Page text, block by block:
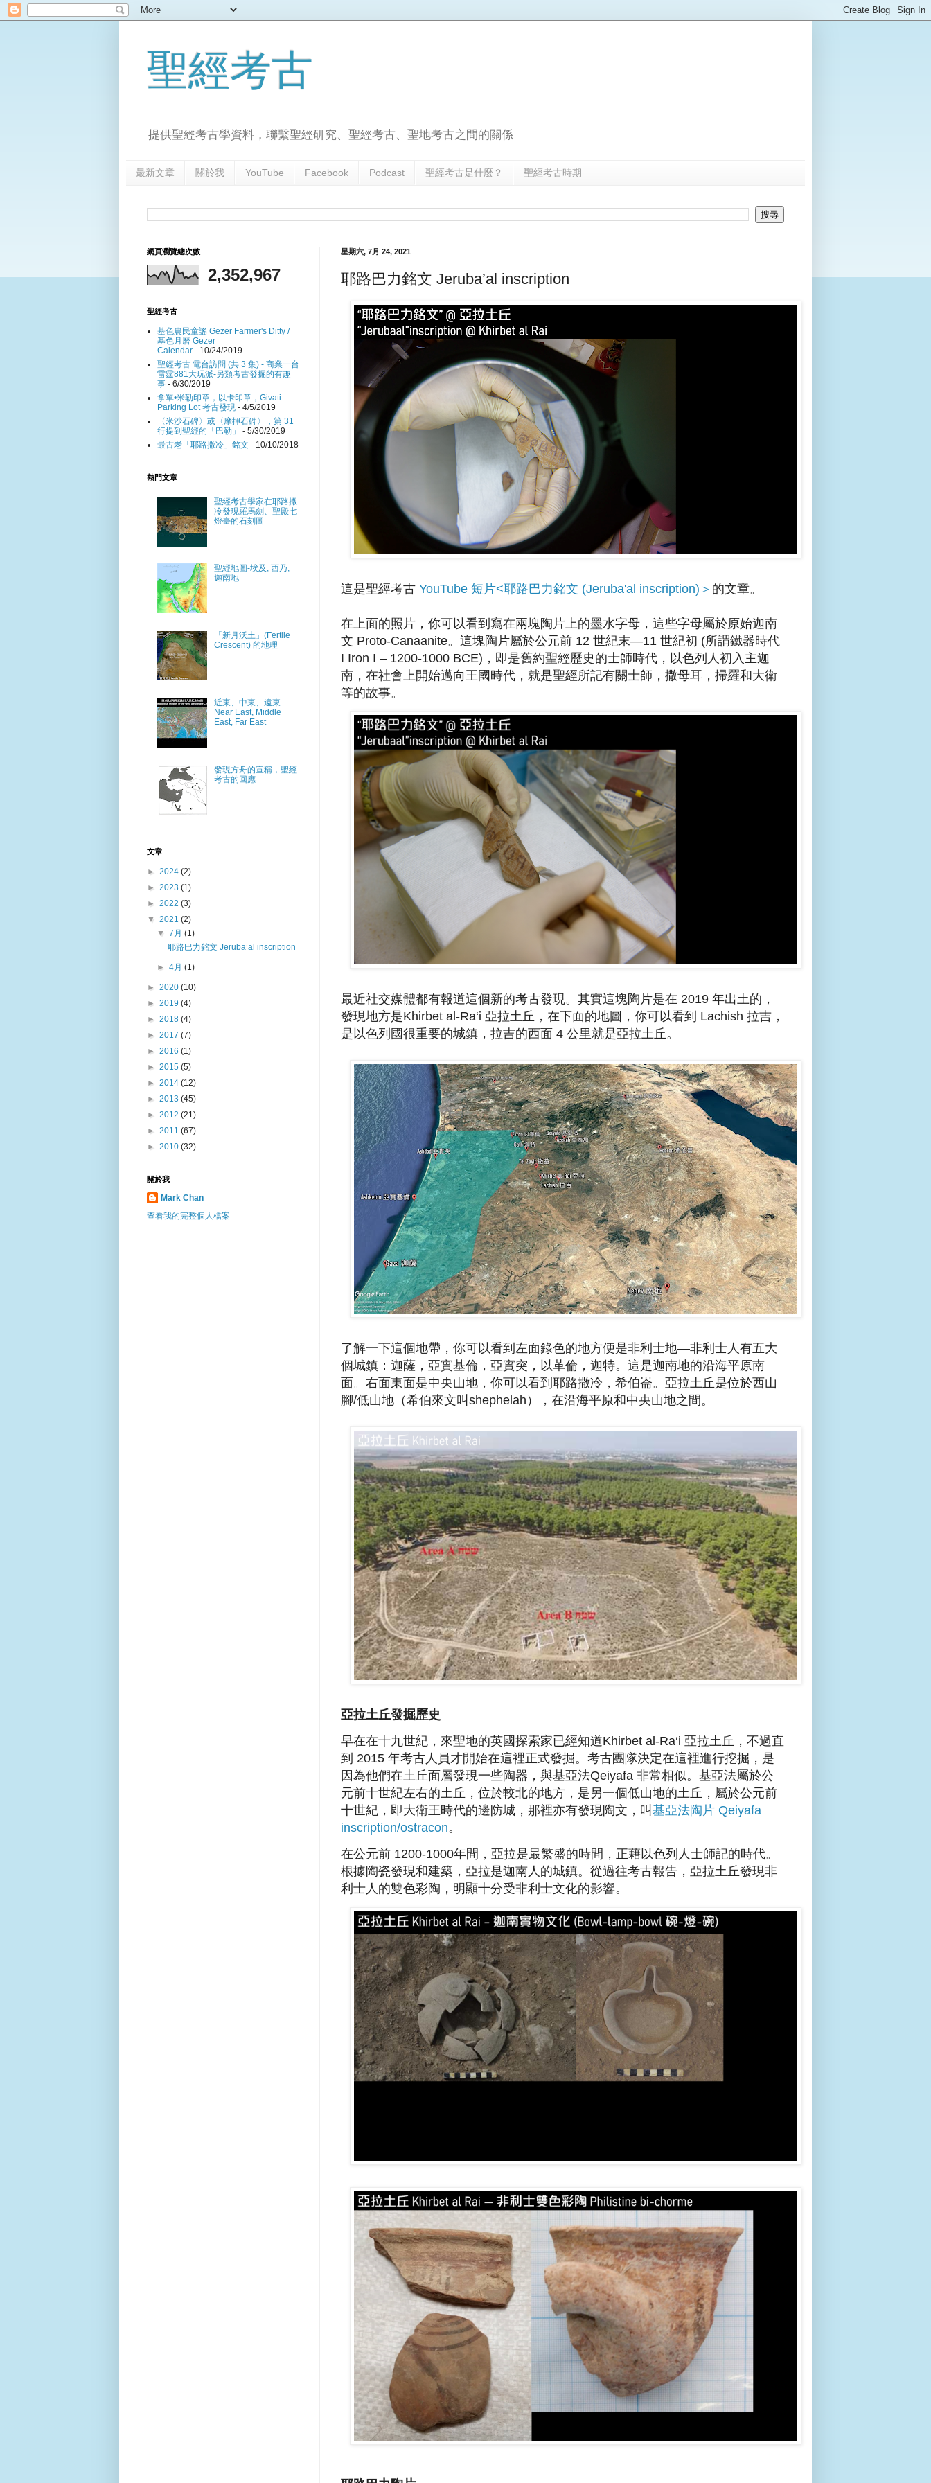
聖經考古
提供聖經考古學資料，聯繫聖經研究、聖經考古、聖地考古之間的關係
最新文章 關於我 YouTube Facebook Podcast 聖經考古是什麼？ 聖經考古時期
星期六, 7月 24, 2021
耶路巴力銘文 Jeruba’al inscription
這是聖經考古 YouTube 短片<耶路巴力銘文 (Jeruba'al inscription)＞ 的文章。
在上面的照片，你可以看到寫在兩塊陶片上的墨水字母，這些字母屬於原始迦南
文 Proto-Canaanite。這塊陶片屬於公元前 12 世紀末—11 世紀初 (所謂鐵器時代
I Iron I – 1200-1000 BCE)，即是舊約聖經歷史的士師時代，以色列人初入主迦
南，在社會上開始邁向王國時代，就是聖經所記有關士師，撒母耳，掃羅和大衛
等的故事。
最近社交媒體都有報道這個新的考古發現。其實這塊陶片是在 2019 年出土的，
發現地方是Khirbet al-Ra‘i 亞拉土丘，在下面的地圖，你可以看到 Lachish 拉吉，
是以色列國很重要的城鎮，拉吉的西面 4 公里就是亞拉土丘。
了解一下這個地帶，你可以看到左面錄色的地方便是非利士地—非利士人有五大
個城鎮：迦薩，亞實基倫，亞實突，以革倫，迦特。這是迦南地的沿海平原南
面。右面東面是中央山地，你可以看到耶路撒冷，希伯崙。亞拉土丘是位於西山
腳/低山地（希伯來文叫shephelah），在沿海平原和中央山地之間。
亞拉土丘發掘歷史
早在在十九世紀，來聖地的英國探索家已經知道Khirbet al-Ra‘i 亞拉土丘，不過直
到 2015 年考古人員才開始在這裡正式發掘。考古團隊決定在這裡進行挖掘，是
因為他們在土丘面層發現一些陶器，與基亞法Qeiyafa 非常相似。基亞法屬於公
元前十世紀左右的土丘，位於較北的地方，是另一個低山地的土丘，屬於公元前
十世紀，即大衛王時代的邊防城，那裡亦有發現陶文，叫 基亞法陶片 Qeiyafa
inscription/ostracon。
在公元前 1200-1000年間，亞拉是最繁盛的時間，正藉以色列人士師記的時代。
根據陶瓷發現和建築，亞拉是迦南人的城鎮。從過往考古報告，亞拉土丘發現非
利士人的雙色彩陶，明顯十分受非利士文化的影響。
網頁瀏覽總次數
2,352,967
聖經考古
基色農民童謠 Gezer Farmer's Ditty /
基色月曆 Gezer
Calendar - 10/24/2019
聖經考古 電台訪問 (共 3 集) - 商業一台
雷霆881大玩派-另類考古發掘的有趣
事 - 6/30/2019
拿單•米勒印章，以卡印章，Givati
Parking Lot 考古發現 - 4/5/2019
〈米沙石碑〉或〈摩押石碑〉，第 31
行提到聖經的「巴勒」
- 5/30/2019
最古老「耶路撒冷」銘文 - 10/10/2018
熱門文章
聖經考古學家在耶路撒
冷發現羅馬劍、聖殿七
燈臺的石刻圖
聖經地圖-埃及, 西乃,
迦南地
「新月沃土」(Fertile
Crescent) 的地理
近東、中東、遠東
Near East, Middle
East, Far East
發現方舟的宣稱，聖經
考古的回應
文章
► 2024 (2)
► 2023 (1)
► 2022 (3)
▼ 2021 (2)
▼7月(1)
耶路巴力銘文 Jeruba’al inscription
►4月(1)
► 2020 (10)
► 2019 (4)
► 2018 (4)
► 2017 (7)
► 2016 (1)
► 2015 (5)
► 2014 (12)
► 2013 (45)
► 2012 (21)
► 2011 (67)
► 2010 (32)
關於我
Mark Chan
查看我的完整個人檔案